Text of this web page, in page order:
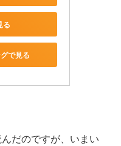
る
で見る
だのですが、いまい